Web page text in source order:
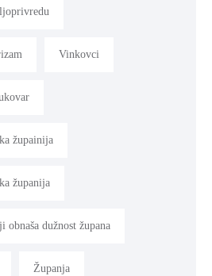
Vinkovci
župainija
županija
obnaša dužnost župana
Županja